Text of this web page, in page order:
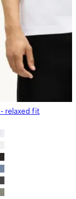
relaxed fit